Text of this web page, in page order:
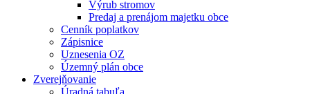
Výrub stromov
Predaj a prenájom majetku obce
Cenník poplatkov
Zápisnice
Uznesenia OZ
Územný plán obce
Zverejňovanie
Úradná tabuľa